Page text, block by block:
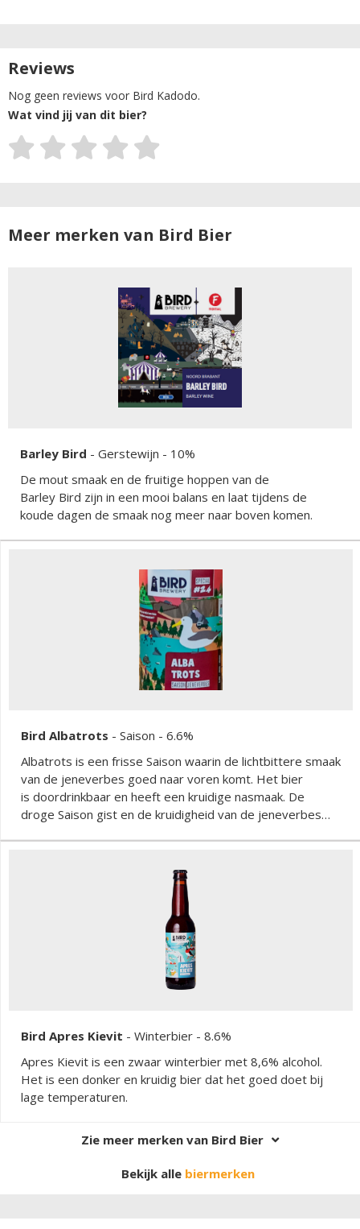
Reviews
Nog geen reviews voor Bird Kadodo.
Wat vind jij van dit bier?
Meer merken van Bird Bier
Barley Bird - Gerstewijn - 10%
De mout smaak en de fruitige hoppen van de
Barley Bird zijn in een mooi balans en laat tijdens de
koude dagen de smaak nog meer naar boven komen.
Bird Albatrots - Saison - 6.6%
Albatrots is een frisse Saison waarin de lichtbittere smaak
van de jeneverbes goed naar voren komt. Het bier
is doordrinkbaar en heeft een kruidige nasmaak. De
droge Saison gist en de kruidigheid van de jeneverbes
Bird Apres Kievit - Winterbier - 8.6%
Apres Kievit is een zwaar winterbier met 8,6% alcohol.
Het is een donker en kruidig bier dat het goed doet bij
lage temperaturen.
Zie meer merken van Bird Bier
Bekijk alle biermerken